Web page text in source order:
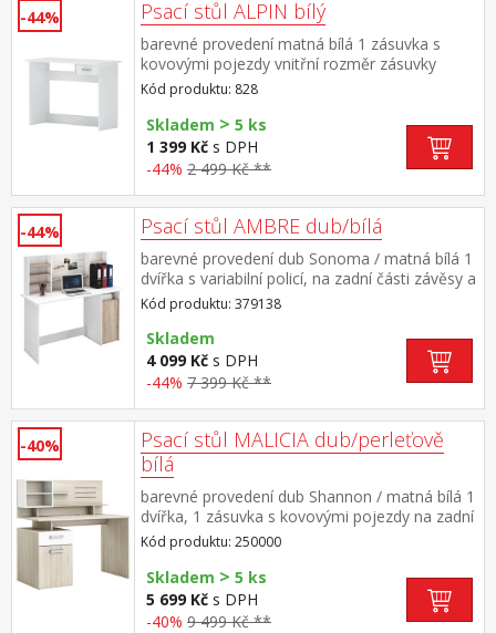
-44% Psací stůl ALPIN bílý
barevné provedení matná bílá 1 zásuvka s
kovovými pojezdy vnitřní rozměr zásuvky
(š/h/v) 27 × 31 × 9 cm montáž možná pouze
na pravou stranu
Kód produktu: 828
Skladem > 5 ks
1 399 Kč s DPH
-44% 2 499 Kč **
-44% Psací stůl AMBRE dub/bílá
barevné provedení dub Sonoma / matná bílá 1
dvířka s variabilní policí, na zadní části závěsy a
police rozměr stolu (š/h/v) 135 × 50 × 74
cm rozměr polic (š/h/v) 126 × 15 × 50
cm maximální nosnosti uvedeny v návodu k
montáži
Kód produktu: 379138
Skladem
4 099 Kč s DPH
-44% 7 399 Kč **
-40%
Psací stůl MALICIA dub/perleťově
bílá
barevné provedení dub Shannon / matná bílá 1
dvířka, 1 zásuvka s kovovými pojezdy na zadní
části stolu police a závěsná pružná lanka
maximální nosnosti uvedeny v návodu k
montáži v pracovní desce průchodka na kabely
a zásuvka se dvěma USB porty pro nabíjení
mobilů, tabletů, hodinek a podobně, s napětím
Kód produktu: 250000
Skladem > 5 ks
5 699 Kč s DPH
-40% 9 499 Kč **